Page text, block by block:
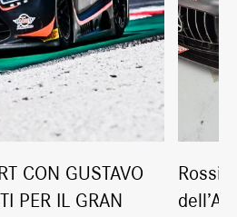
CON GUSTAVO
PER IL GRAN